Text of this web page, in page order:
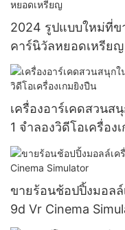
2024 รูปแบบใหม่ที่ข
คาร์นิวัลหยอดเหรียญ
เครื่องอาร์เคดสวน
1 จำลองวิดีโอเครื่อง
ขายร้อนช้อปปิ้งมอลล์
9d Vr Cinema